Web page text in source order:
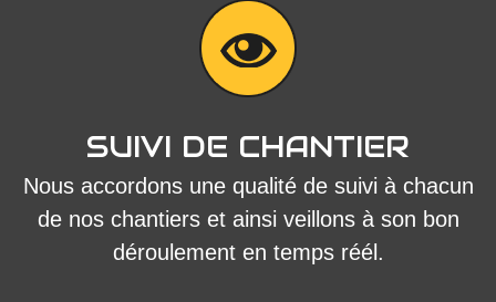
SUIVI DE CHANTIER
Nous accordons une qualité de suivi à chacun
de nos chantiers et ainsi veillons à son bon
déroulement en temps réél.